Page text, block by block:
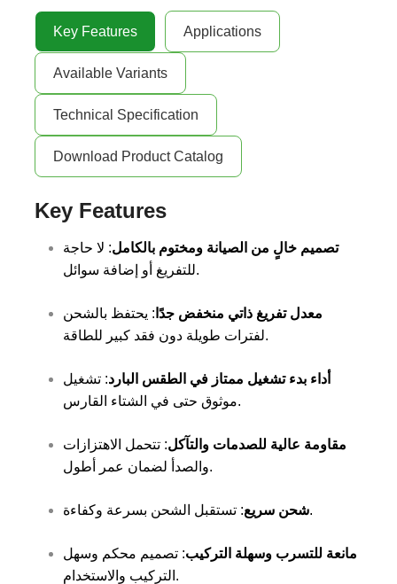
Key Features Applications
Available Variants
Technical Specification
Download Product Catalog
Key Features
تصميم خالٍ من الصيانة ومختوم بالكامل: لا حاجة
للتفريغ أو إضافة سوائل.
معدل تفريغ ذاتي منخفض جدًا : يحتفظ بالشحن
لفترات طويلة دون فقد كبير للطاقة.
أداء بدء تشغيل ممتاز في الطقس البارد: تشغيل
موثوق حتى في الشتاء القارس.
مقاومة عالية للصدمات والتآكل: تتحمل الاهتزازات
والصدأ لضمان عمر أطول.
شحن سريع: تستقبل الشحن بسرعة وكفاءة.
مانعة للتسرب وسهلة التركيب: تصميم محكم وسهل
التركيب والاستخدام.